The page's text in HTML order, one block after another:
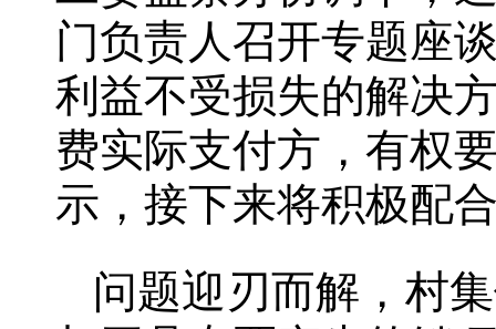
门负责人召开专题座
利益不受损失的解决
费实际支付方，有权
示，接下来将积极配
问题迎刃而解，村